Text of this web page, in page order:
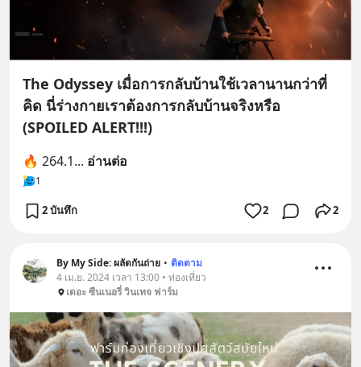
The Odyssey เมื่อการกลับบ้านใช้เวลานานกว่าที่
คิด นี่ร่างกายเราต้องการกลับบ้านจริงหรือ
(SPOILED ALERT!!!)
🔥 264.1... อ่านต่อ
1
2 บันทึก 2 2
By My Side: ผลัดกันถ่าย • ติดตาม
4 เม.ย. 2024 เวลา 13:00 • ท่องเที่ยว
เดอะ ซีนเนอรี่ วินเทจ ฟาร์ม